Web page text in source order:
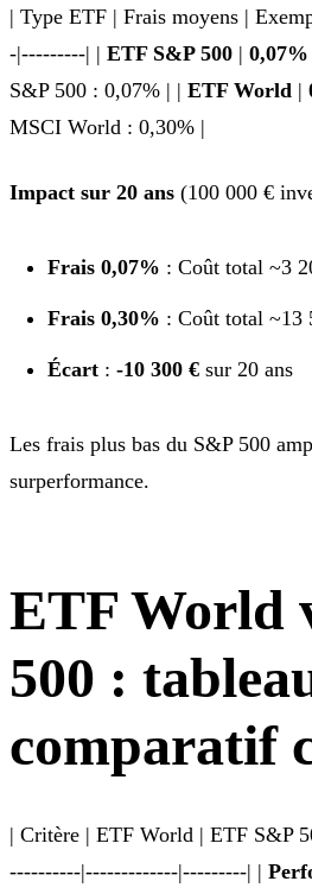
| Type ETF | Frais moyens |
-|---------| | ETF S&P 500 |
S&P 500 : 0,07% | | ETF World |
MSCI World : 0,30% |
Impact sur 20 ans (100 000 €
Frais 0,07% : Coût total ~3
Frais 0,30% : Coût total ~13
Écart : -10 300 € sur 20 ans
Les frais plus bas du S&P 500
surperformance.
ETF World
500 :
comparatif
| Critère | ETF World | ETF S&P
----------|-------------|---------| |